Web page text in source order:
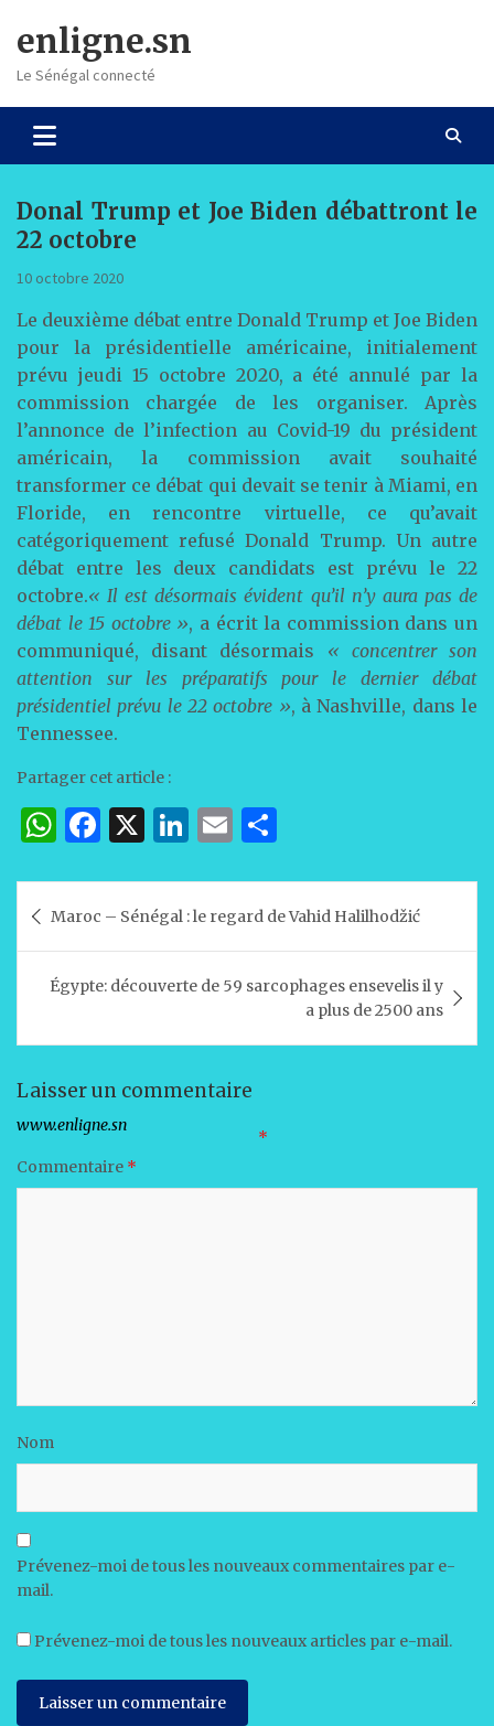
content
enligne.sn
Le Sénégal connecté
Donal Trump et Joe Biden débattront le
22 octobre
10 octobre 2020
Le deuxième débat entre Donald Trump et Joe Biden
pour la présidentielle américaine, initialement
prévu jeudi 15 octobre 2020, a été annulé par la
commission chargée de les organiser. Après
l’annonce de l’infection au Covid-19 du président
américain, la commission avait souhaité
transformer ce débat qui devait se tenir à Miami, en
Floride, en rencontre virtuelle, ce qu’avait
catégoriquement refusé Donald Trump. Un autre
débat entre les deux candidats est prévu le 22
octobre.« Il est désormais évident qu’il n’y aura pas de
débat le 15 octobre », a écrit la commission dans un
communiqué, disant désormais « concentrer son
attention sur les préparatifs pour le dernier débat
présidentiel prévu le 22 octobre », à Nashville, dans le
Tennessee.
Partager cet article :
W
at
s
A
p
p
F
c
e
b
o
o
X
Li
k
e
dI
n
E
ai
l
ta
g
er
de
l’article
Maroc – Sénégal : le regard de Vahid Halilhodžić
Égypte: découverte de 59 sarcophages ensevelis il y
a plus de 2500 ans
Laisser un commentaire
Votre adresse e-mail ne sera pas publiée.
Les champs obligatoires sont indiqués avec *
Commentaire *
Nom
Prévenez-moi de tous les nouveaux commentaires par e-
mail.
Prévenez-moi de tous les nouveaux articles par e-mail.